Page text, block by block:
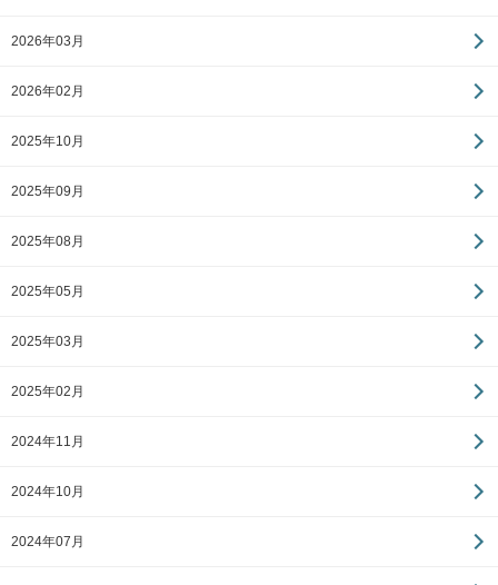
2026年03月
2026年02月
2025年10月
2025年09月
2025年08月
2025年05月
2025年03月
2025年02月
2024年11月
2024年10月
2024年07月